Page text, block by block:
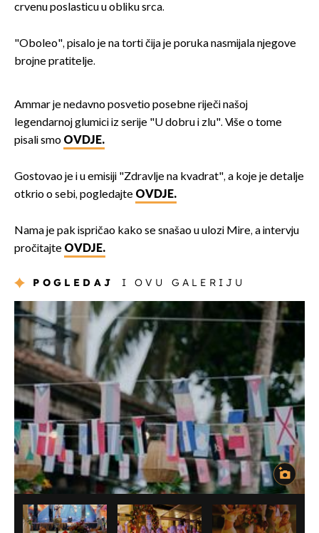
crvenu poslasticu u obliku srca.
"Oboleo", pisalo je na torti čija je poruka nasmijala njegove
brojne pratitelje.
Ammar je nedavno posvetio posebne riječi našoj
legendarnoj glumici iz serije "U dobru i zlu". Više o tome
pisali smo OVDJE.
Gostovao je i u emisiji "Zdravlje na kvadrat", a koje je detalje
otkrio o sebi, pogledajte OVDJE.
Nama je pak ispričao kako se snašao u ulozi Mire, a intervju
pročitajte OVDJE.
POGLEDAJ I OVU GALERIJU